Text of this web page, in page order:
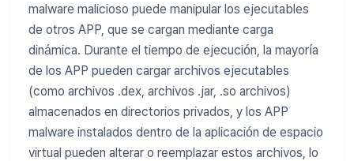
malware malicioso puede manipular los ejecutables
de otros APP, que se cargan mediante carga
dinámica. Durante el tiempo de ejecución, la mayoría
de los APP pueden cargar archivos ejecutables
(como archivos .dex, archivos .jar, .so archivos)
almacenados en directorios privados, y los APP
malware instalados dentro de la aplicación de espacio
virtual pueden alterar o reemplazar estos archivos, lo